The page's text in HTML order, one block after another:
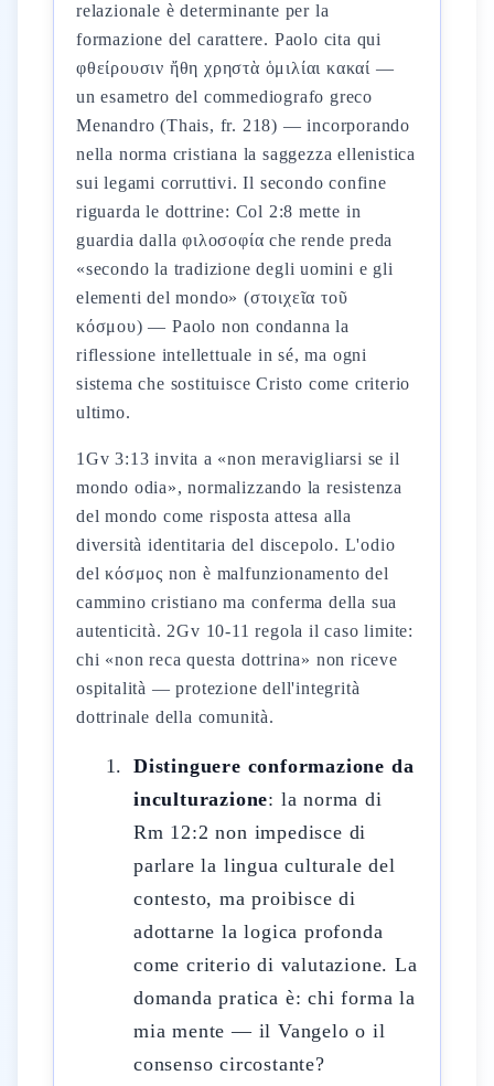
relazionale è determinante per la
formazione del carattere. Paolo cita qui
φθείρουσιν ἤθη χρηστὰ ὁμιλίαι κακαί —
un esametro del commediografo greco
Menandro (Thais, fr. 218) — incorporando
nella norma cristiana la saggezza ellenistica
sui legami corruttivi. Il secondo confine
riguarda le dottrine: Col 2:8 mette in
guardia dalla φιλοσοφία che rende preda
«secondo la tradizione degli uomini e gli
elementi del mondo» (στοιχεῖα τοῦ
κόσμου) — Paolo non condanna la
riflessione intellettuale in sé, ma ogni
sistema che sostituisce Cristo come criterio
ultimo.
1Gv 3:13 invita a «non meravigliarsi se il
mondo odia», normalizzando la resistenza
del mondo come risposta attesa alla
diversità identitaria del discepolo. L'odio
del κόσμος non è malfunzionamento del
cammino cristiano ma conferma della sua
autenticità. 2Gv 10-11 regola il caso limite:
chi «non reca questa dottrina» non riceve
ospitalità — protezione dell'integrità
dottrinale della comunità.
Distinguere conformazione da
inculturazione: la norma di
Rm 12:2 non impedisce di
parlare la lingua culturale del
contesto, ma proibisce di
adottarne la logica profonda
come criterio di valutazione. La
domanda pratica è: chi forma la
mia mente — il Vangelo o il
consenso circostante?